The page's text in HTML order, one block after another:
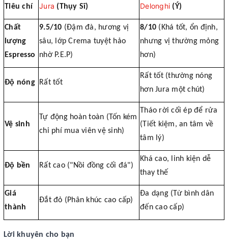
Tiêu chí Jura (Thụy Sĩ) Delonghi (Ý)
Chất
lượng
Espresso
9.5/10 (Đậm đà, hương vị
sâu, lớp Crema tuyệt hảo
nhờ P.E.P)
8/10 (Khá tốt, ổn định,
nhưng vị thường mỏng
hơn)
Độ nóng Rất tốt
Rất tốt (thường nóng
hơn Jura một chút)
Vệ sinh
Tự động hoàn toàn (Tốn kém
chi phí mua viên vệ sinh)
Tháo rời cối ép để rửa
(Tiết kiệm, an tâm về
tâm lý)
Độ bền Rất cao ("Nồi đồng cối đá")
Khá cao, linh kiện dễ
thay thế
Giá
thành
Đắt đỏ (Phân khúc cao cấp)
Đa dạng (Từ bình dân
đến cao cấp)
Lời khuyên cho bạn